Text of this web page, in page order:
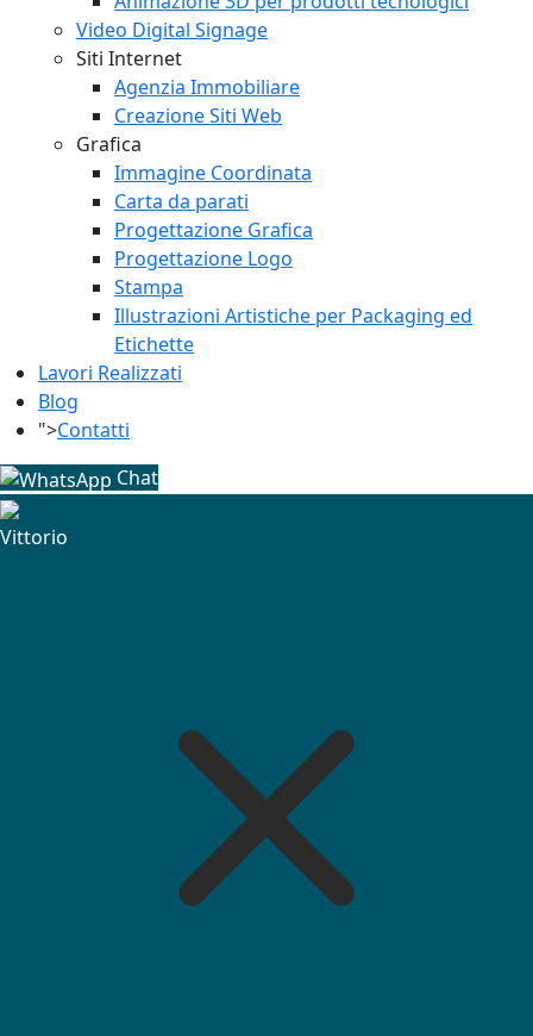
Video Digital Signage
Siti Internet
Agenzia Immobiliare
Creazione Siti Web
Grafica
Immagine Coordinata
Carta da parati
Progettazione Grafica
Progettazione Logo
Stampa
Illustrazioni Artistiche per Packaging ed
Etichette
Lavori Realizzati
Blog
">Contatti
Chat
Vittorio